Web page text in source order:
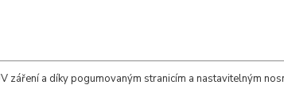
záření a díky pogumovaným stranicím a nastavitelným